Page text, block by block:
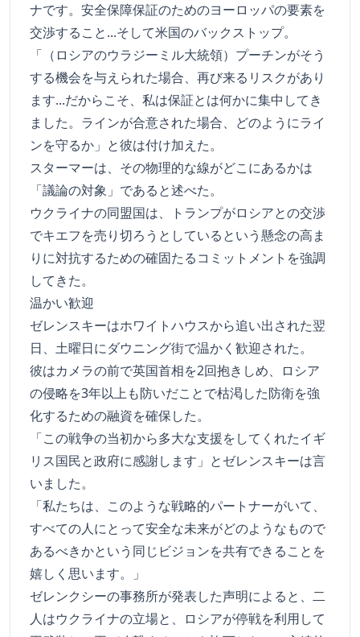
ナです。安全保障保証のためのヨーロッパの要素を
交渉すること...そして米国のバックストップ。
「（ロシアのウラジーミル大統領）プーチンがそう
する機会を与えられた場合、再び来るリスクがあり
ます...だからこそ、私は保証とは何かに集中してき
ました。ラインが合意された場合、どのようにライ
ンを守るか」と彼は付け加えた。
スターマーは、その物理的な線がどこにあるかは
「議論の対象」であると述べた。
ウクライナの同盟国は、トランプがロシアとの交渉
でキエフを売り切ろうとしているという懸念の高ま
りに対抗するための確固たるコミットメントを強調
してきた。
温かい歓迎
ゼレンスキーはホワイトハウスから追い出された翌
日、土曜日にダウニング街で温かく歓迎された。
彼はカメラの前で英国首相を2回抱きしめ、ロシア
の侵略を3年以上も防いだことで枯渇した防衛を強
化するための融資を確保した。
「この戦争の当初から多大な支援をしてくれたイギ
リス国民と政府に感謝します」とゼレンスキーは言
いました。
「私たちは、このような戦略的パートナーがいて、
すべての人にとって安全な未来がどのようなもので
あるべきかという同じビジョンを共有できることを
嬉しく思います。」
ゼレンクシーの事務所が発表した声明によると、二
人はウクライナの立場と、ロシアが停戦を利用して